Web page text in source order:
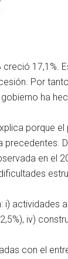
Por
ha
porque
precedentes.
en el
actividades
iv)
con el